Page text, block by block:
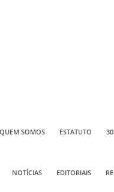
QUEM SOMOS ESTATUTO
NOTÍCIAS EDITORIAIS